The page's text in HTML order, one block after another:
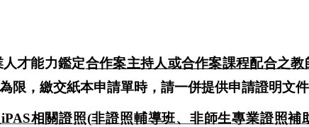
才能力鑑定合作案主持人或合作案課程配合之教
限，繳交紙本申請單時，請一併提供申請證明文件
iPAS相關證照(非證照輔導班、非師生專業證照補